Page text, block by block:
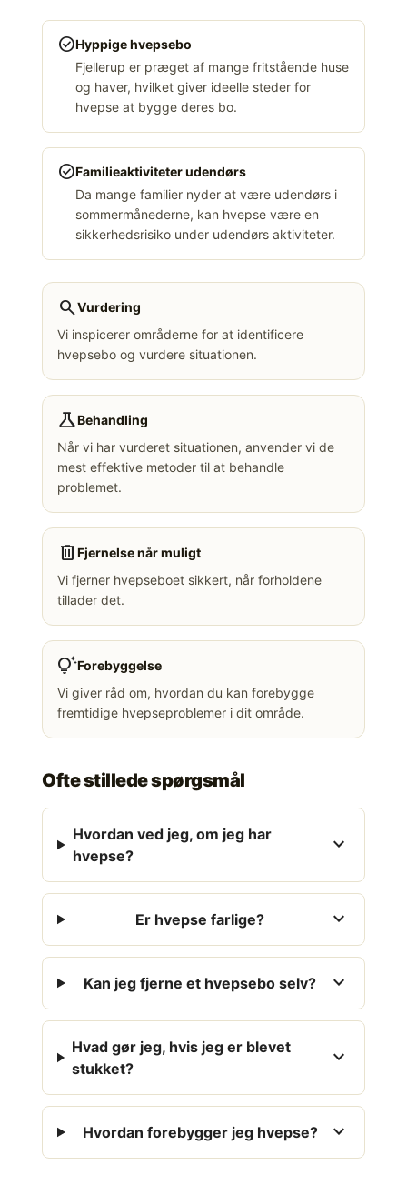
check_circleHyppige hvepsebo
Fjellerup er præget af mange fritstående huse
og haver, hvilket giver ideelle steder for
hvepse at bygge deres bo.
check_circleFamilieaktiviteter udendørs
Da mange familier nyder at være udendørs i
sommermånederne, kan hvepse være en
sikkerhedsrisiko under udendørs aktiviteter.
searchVurdering
Vi inspicerer områderne for at identificere
hvepsebo og vurdere situationen.
scienceBehandling
Når vi har vurderet situationen, anvender vi de
mest effektive metoder til at behandle
problemet.
deleteFjernelse når muligt
Vi fjerner hvepseboet sikkert, når forholdene
tillader det.
tips_and_updatesForebyggelse
Vi giver råd om, hvordan du kan forebygge
fremtidige hvepseproblemer i dit område.
Ofte stillede spørgsmål
Hvordan ved jeg, om jeg har
hvepse?
expand_more
Er hvepse farlige? expand_more
Kan jeg fjerne et hvepsebo selv? expand_more
Hvad gør jeg, hvis jeg er blevet
stukket?
expand_more
Hvordan forebygger jeg hvepse? expand_more